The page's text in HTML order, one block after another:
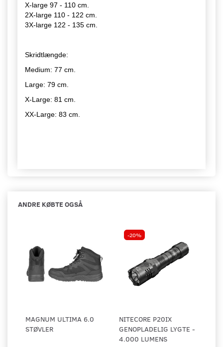
X-large 97 - 110 cm.
2X-large 110 - 122 cm.
3X-large 122 - 135 cm.
Skridtlængde:
Medium: 77 cm.
Large: 79 cm.
X-Large: 81 cm.
XX-Large: 83 cm.
ANDRE KØBTE OGSÅ
MAGNUM ULTIMA 6.0
STØVLER
-20%
NITECORE P20IX
GENOPLADELIG LYGTE -
4.000 LUMENS